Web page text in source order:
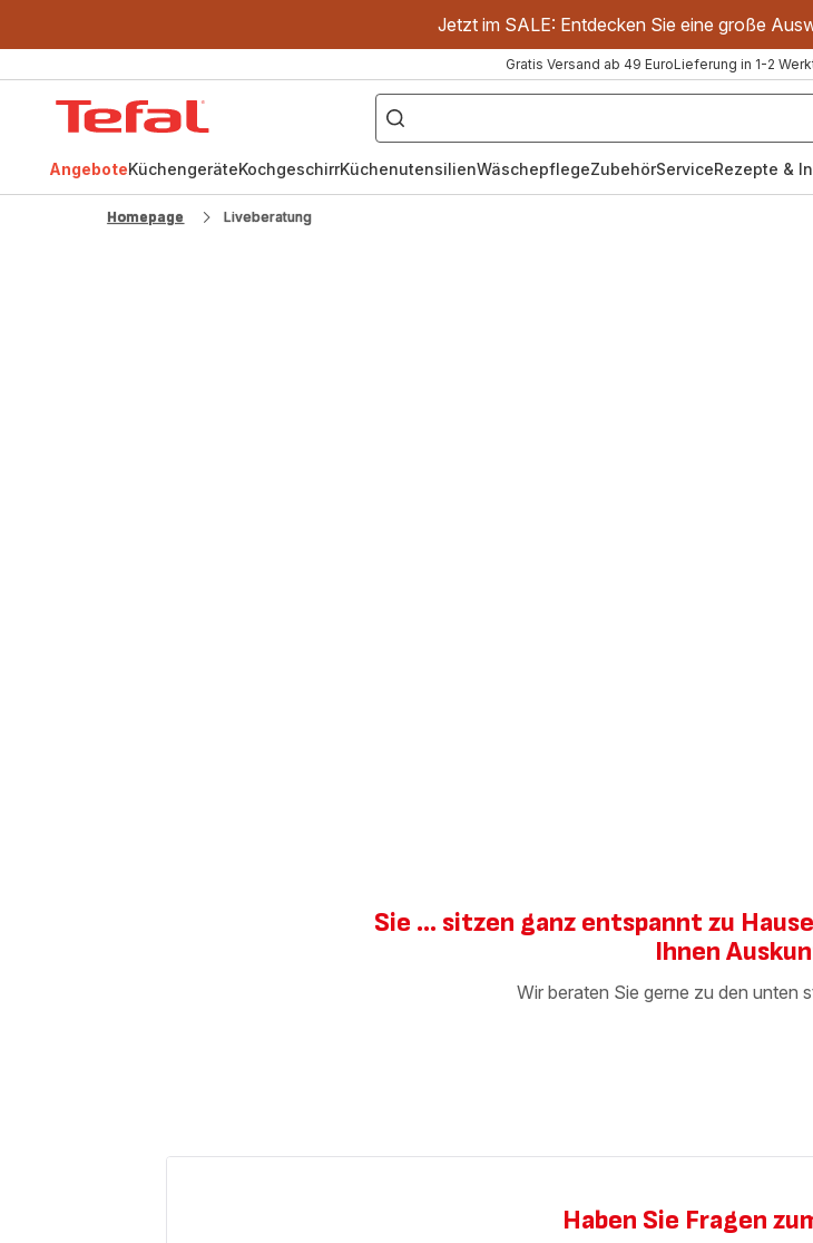
Jetzt im SALE: Entdecken Sie eine große
Gratis Versand ab 49 EuroLieferung in 1-2
["OptiGrill","Easy
Fry","Pfanne"]
AngeboteKüchengeräteKochgeschirrKüchenutensilienWäschepflegeZubehörServiceRezepte &
Homepage Liveberatung
Sie ... sitzen ganz entspannt zu
Ihnen
Wir beraten Sie gerne zu den unten
Haben Sie Fragen